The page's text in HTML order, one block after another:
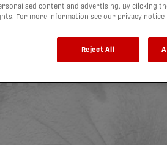
content and advertising. By clicking
For more information see our privacy notice
Reject All